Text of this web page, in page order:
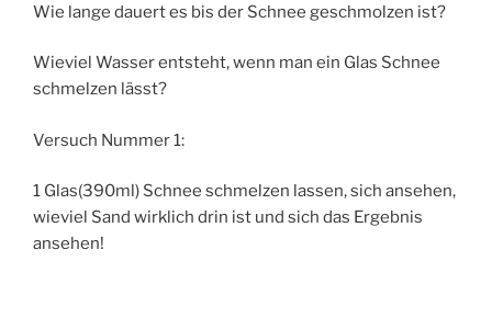
Wie lange dauert es bis der Schnee geschmolzen ist?
Wieviel Wasser entsteht, wenn man ein Glas Schnee
schmelzen lässt?
Versuch Nummer 1:
1 Glas(390ml) Schnee schmelzen lassen, sich ansehen,
wieviel Sand wirklich drin ist und sich das Ergebnis
ansehen!